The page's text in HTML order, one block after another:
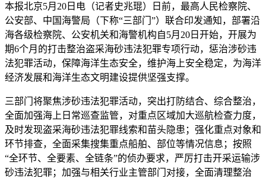
本报北京5月20日电（记者史兆琨）日前，最高人民检察院、
公安部、中国海警局（下称“三部门”）联合印发通知，部署沿
海各级检察院、公安机关和海警机构自5月20日开始，开展为
期6个月的打击整治盗采海砂违法犯罪专项行动，惩治涉砂违
法犯罪活动，保障海洋生态安全，维护海上安全稳定，为海洋
经济发展和海洋生态文明建设提供坚强支撑。
三部门将聚焦涉砂违法犯罪活动，突出打防结合、综合整治，
全面加强海上日常巡查监管，对重点区域加大巡航检查力度，
及时发现盗采海砂违法犯罪线索和苗头隐患；强化重点对象和
环节排查，全面采集搜集重点船舶、部位等情况信息；按照
“全环节、全要素、全链条”的侦办要求，严厉打击开采运输涉
砂违法犯罪；加强与相关行业主管部门对接，全面清理整治